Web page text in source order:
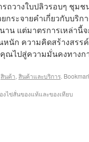
รถวางใบปลิวรอบๆ ชุม
ยกระจายคำเกี่ยวกับบ
าน แต่มาตรการเหล่า
นัก ความคิดสร้างสรร
ไปสู่ความมั่นคงทางกา
สินค้า, สินค้าและบริการ.
งไข่สั่นของแท้และของเทียบ